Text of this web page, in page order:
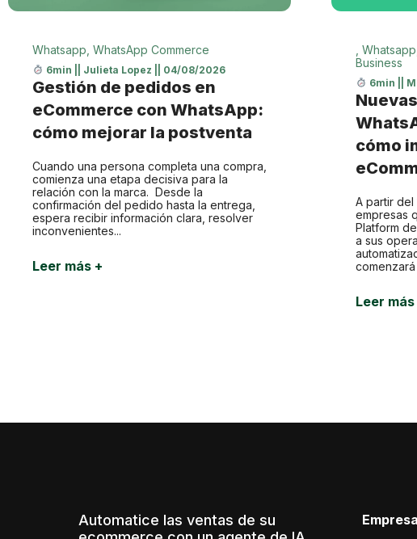
Whatsapp WhatsApp Commerce
6min Julieta Lopez 04/08/2026
Gestión de pedidos en
eCommerce con WhatsApp:
cómo mejorar la postventa
Cuando una persona completa una compra,
comienza una etapa decisiva para la
relación con la marca. Desde la
confirmación del pedido hasta la entrega,
espera recibir información clara, resolver
inconvenientes...
Leer más +
Whatsapp
Business
6min
cómo
A partir
empresas
Platform
a sus
comenzará
Leer más
Automatice las ventas de su
Empresa